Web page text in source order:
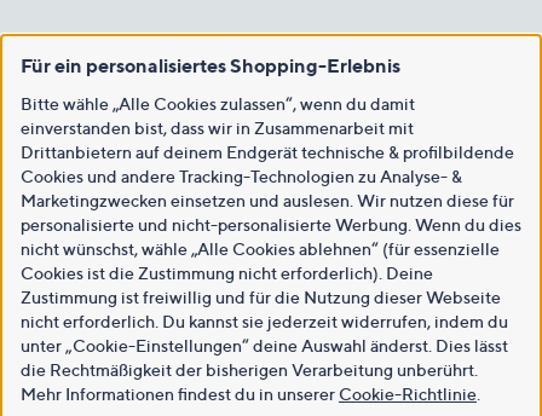
Für ein personalisiertes Shopping-Erlebnis
Bitte wähle „Alle Cookies zulassen“, wenn du damit
einverstanden bist, dass wir in Zusammenarbeit mit
Drittanbietern auf deinem Endgerät technische & profilbildende
Cookies und andere Tracking-Technologien zu Analyse- &
Marketingzwecken einsetzen und auslesen. Wir nutzen diese für
personalisierte und nicht-personalisierte Werbung. Wenn du dies
nicht wünschst, wähle „Alle Cookies ablehnen“ (für essenzielle
Cookies ist die Zustimmung nicht erforderlich). Deine
Zustimmung ist freiwillig und für die Nutzung dieser Webseite
nicht erforderlich. Du kannst sie jederzeit widerrufen, indem du
unter „Cookie-Einstellungen“ deine Auswahl änderst. Dies lässt
die Rechtmäßigkeit der bisherigen Verarbeitung unberührt.
Mehr Informationen findest du in unsererCookie-Richtlinie